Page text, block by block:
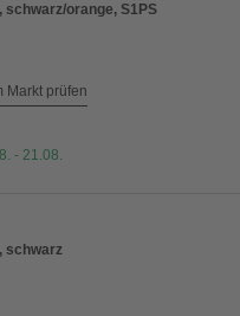
orange, S1PS
Markt prüfen
- 21.08.
schwarz